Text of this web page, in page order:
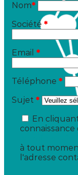
Nom*
Société *
Email *
Téléphone *
Sujet *
En
connaissance
à tout
l'adresse